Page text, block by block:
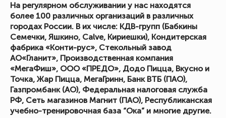
На регулярном обслуживании у нас находятся
более 100 различных организаций в различных
городах России. В их числе: КДВ-групп (Бабкины
Семечки, Яшкино, Calve, Кириешки), Кондитерская
фабрика «Конти-рус», Стекольный завод
АО«Гланит», Производственная компания
«МегаФиш», ООО «ПРЕДО», Додо Пицца, Вкусно и
Точка, Жар Пицца, МегаГринн, Банк ВТБ (ПАО),
Газпромбанк (АО), Федеральная налоговая служба
РФ, Сеть магазинов Магнит (ПАО), Республиканская
учебно-тренировочная база “Ока” и многие другие.